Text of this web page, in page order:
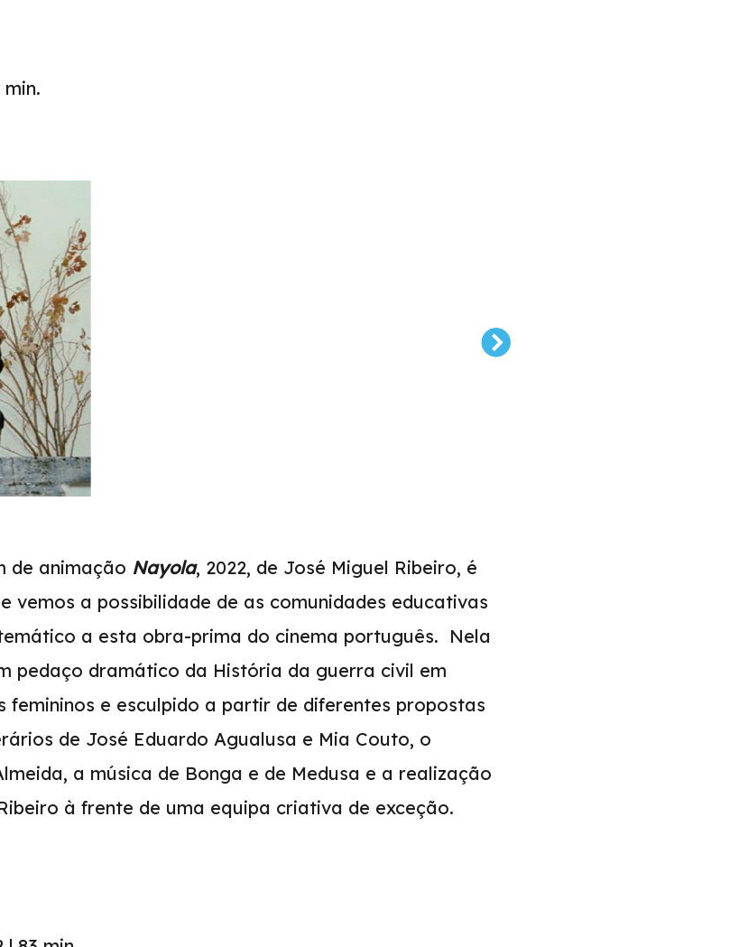
de animação Nayola, 2022, de José Miguel Ribeiro, é
vemos a possibilidade de as comunidades educativas
a esta obra-prima do cinema português. Nela
pedaço dramático da História da guerra civil em
femininos e esculpido a partir de diferentes propostas
de José Eduardo Agualusa e Mia Couto, o
a música de Bonga e de Medusa e a realização
à frente de uma equipa criativa de exceção.